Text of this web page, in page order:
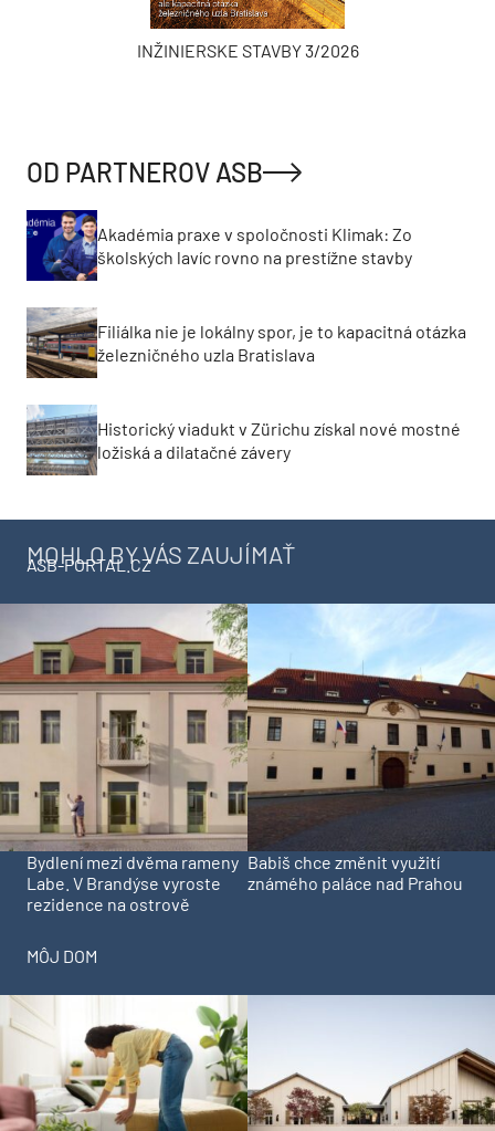
INŽINIERSKE STAVBY 3/2026
OD PARTNEROV ASB
Akadémia praxe v spoločnosti Klimak: Zo
školských lavíc rovno na prestížne stavby
Filiálka nie je lokálny spor, je to kapacitná otázka
železničného uzla Bratislava
Historický viadukt v Zürichu získal nové mostné
ložiská a dilatačné závery
MOHLO BY VÁS ZAUJÍMAŤ
ASB-PORTAL.CZ
Bydlení mezi dvěma rameny
Labe. V Brandýse vyroste
rezidence na ostrově
Babiš chce změnit využití
známého paláce nad Prahou
MÔJ DOM